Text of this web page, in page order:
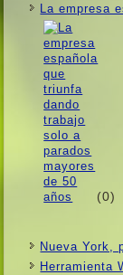
La empresa
(0)
Nueva York,
Herramienta